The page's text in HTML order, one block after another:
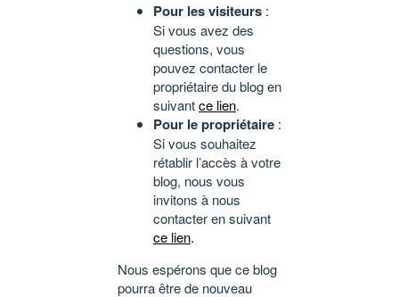
Pour les visiteurs :
Si vous avez des
questions, vous
pouvez contacter le
propriétaire du blog en
suivantce lien.
Pour le propriétaire :
Si vous souhaitez
rétablir l’accès à votre
blog, nous vous
invitons à nous
contacter en suivant
ce lien.
Nous espérons que ce blog
pourra être de nouveau